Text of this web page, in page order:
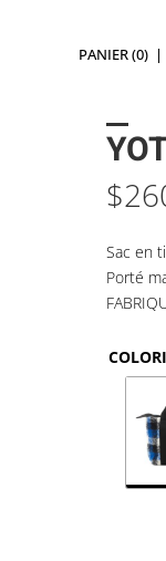
PANIER (0) |
$
Sac en
Porté